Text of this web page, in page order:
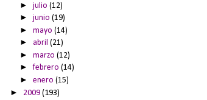
►julio(12)
►junio(19)
►mayo(14)
► abril(21)
►marzo(12)
►febrero(14)
►enero(15)
► 2009 (193)